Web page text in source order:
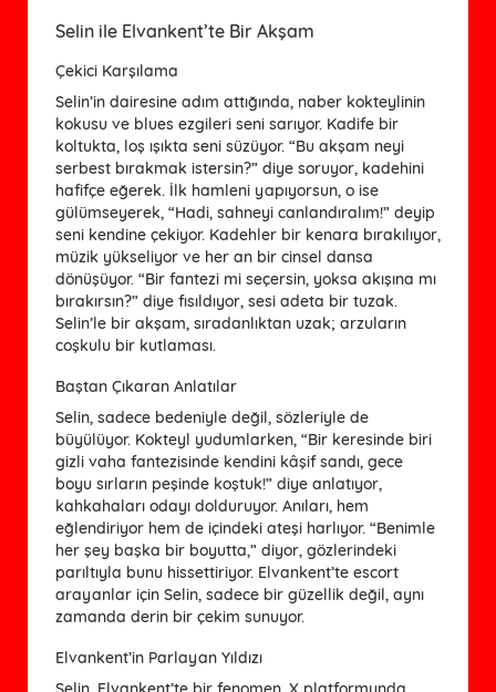
Selin ile Elvankent’te Bir Akşam
Çekici Karşılama
Selin’in dairesine adım attığında, naber kokteylinin
kokusu ve blues ezgileri seni sarıyor. Kadife bir
koltukta, loş ışıkta seni süzüyor. “Bu akşam neyi
serbest bırakmak istersin?” diye soruyor, kadehini
hafifçe eğerek. İlk hamleni yapıyorsun, o ise
gülümseyerek, “Hadi, sahneyi canlandıralım!” deyip
seni kendine çekiyor. Kadehler bir kenara bırakılıyor,
müzik yükseliyor ve her an bir cinsel dansa
dönüşüyor. “Bir fantezi mi seçersin, yoksa akışına mı
bırakırsın?” diye fısıldıyor, sesi adeta bir tuzak.
Selin’le bir akşam, sıradanlıktan uzak; arzuların
coşkulu bir kutlaması.
Baştan Çıkaran Anlatılar
Selin, sadece bedeniyle değil, sözleriyle de
büyülüyor. Kokteyl yudumlarken, “Bir keresinde biri
gizli vaha fantezisinde kendini kâşif sandı, gece
boyu sırların peşinde koştuk!” diye anlatıyor,
kahkahaları odayı dolduruyor. Anıları, hem
eğlendiriyor hem de içindeki ateşi harlıyor. “Benimle
her şey başka bir boyutta,” diyor, gözlerindeki
parıltıyla bunu hissettiriyor. Elvankent’te escort
arayanlar için Selin, sadece bir güzellik değil, aynı
zamanda derin bir çekim sunuyor.
Elvankent’in Parlayan Yıldızı